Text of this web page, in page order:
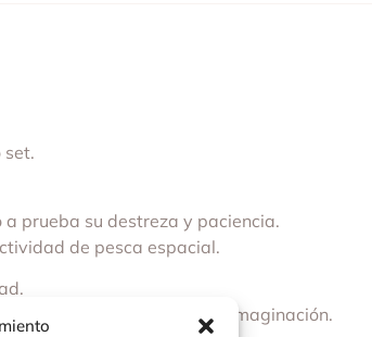
set.
prueba su destreza y paciencia.
de pesca espacial.
el espacio con su imaginación.